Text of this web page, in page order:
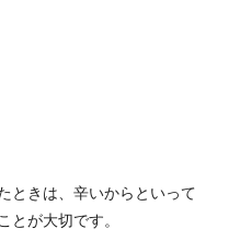
ときは、辛いからといって
とが大切です。